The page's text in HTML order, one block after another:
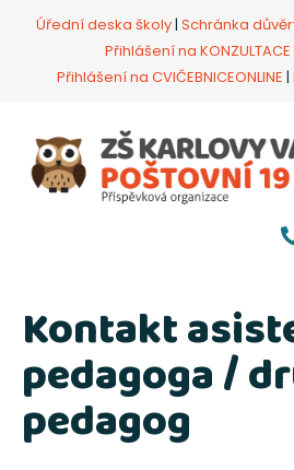
Úřední deska školy| Schránka
Přihlášení na KONZULTACE
Přihlášení na CVIČEBNICEONLINE |
Kontakt
pedagoga /
pedagog